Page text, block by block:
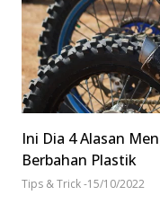
Ini Dia 4 Alasan
Berbahan Plastik
Tips & Trick-15/10/2022